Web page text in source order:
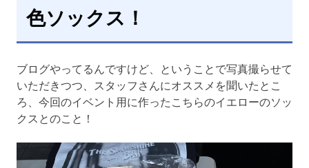
色ソックス！
ブログやってるんですけど、ということで写真撮らせて
いただきつつ、スタッフさんにオススメを聞いたとこ
ろ、今回のイベント用に作ったこちらのイエローのソッ
クスとのこと！